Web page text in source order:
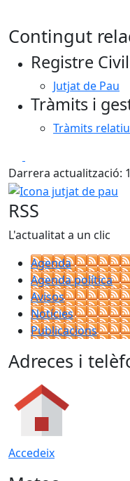
Contingut
Registre
Jutjat de Pau
Tràmits i
Tràmits
Darrera actualització:
Icona jutjat de pau
RSS
L'actualitat a un clic
Agenda
Agenda política
Avisos
Notícies
Publicacions
Adreces i
Accedeix